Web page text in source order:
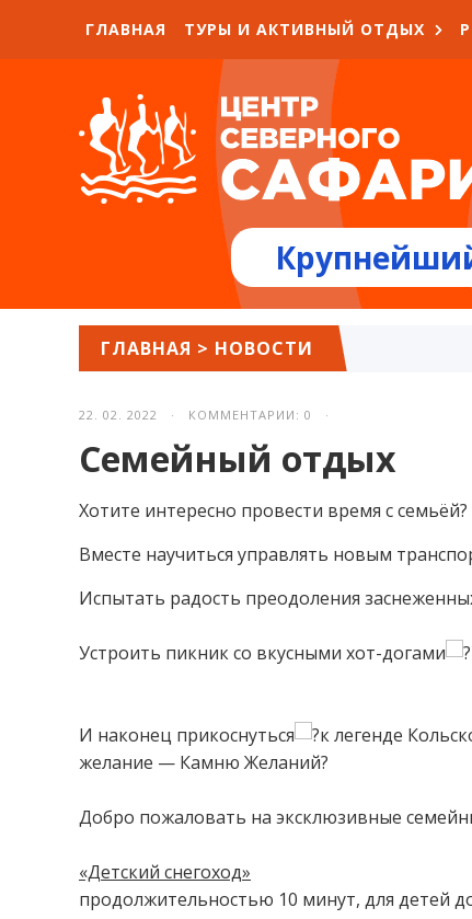
ГЛАВНАЯ ТУРЫ И АКТИВНЫЙ ОТДЫХ
ГЛАВНАЯ > НОВОСТИ
22. 02. 2022 · КОММЕНТАРИИ: 0 ·
Семейный отдых
Хотите интересно провести время с семьёй?⁣⁣⠀
Вместе научиться управлять новым
Испытать радость преодоления
Устроить пикник со вкусными хот-догами
И наконец прикоснуться
к легенде
желание — Камню Желаний?⁣⁣⠀
Добро пожаловать на эксклюзивные
«Детский снегоход»⁣⁣
продолжительностью 10 минут, для детей